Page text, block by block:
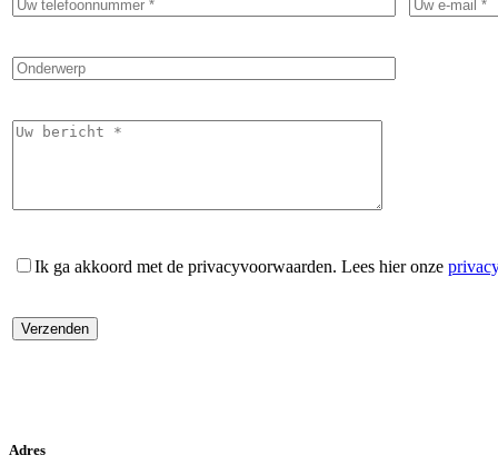
Ik ga akkoord met de privacyvoorwaarden. Lees hier onze
Adres